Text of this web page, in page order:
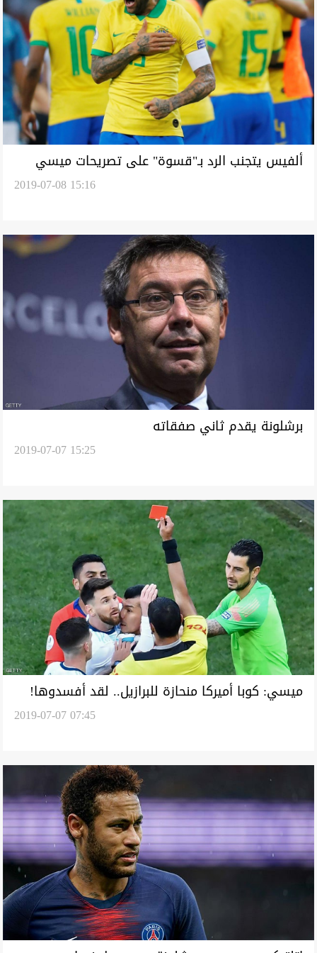
ألفيس يتجنب الرد بـ"قسوة" على تصريحات ميسي
2019-07-08 15:16
برشلونة يقدم ثاني صفقاته
2019-07-07 15:25
ميسي: كوبا أميركا منحازة للبرازيل.. لقد أفسدوها!
2019-07-07 07:45